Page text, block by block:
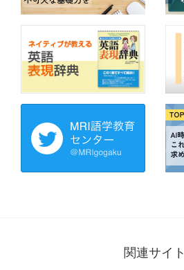
関連サイト